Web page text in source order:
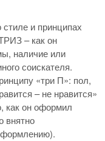
и принципах
– как он
наличие или
соискателя.
«три П»: пол,
– не нравится»
как он оформил
внятно